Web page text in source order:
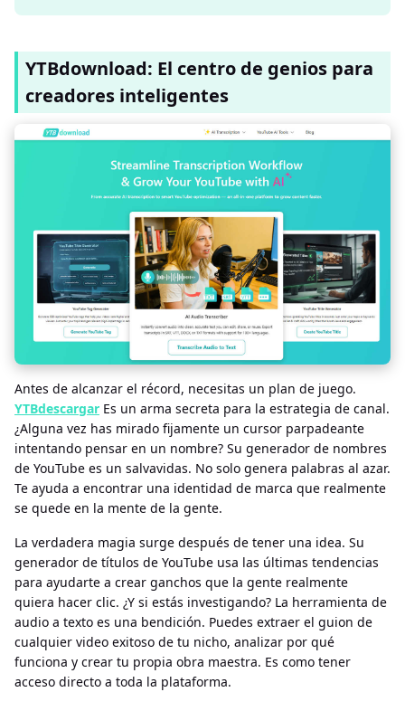
YTBdownload: El centro de genios para
creadores inteligentes
Antes de alcanzar el récord, necesitas un plan de juego.
YTBdescargar Es un arma secreta para la estrategia de canal.
¿Alguna vez has mirado fijamente un cursor parpadeante
intentando pensar en un nombre? Su generador de nombres
de YouTube es un salvavidas. No solo genera palabras al azar.
Te ayuda a encontrar una identidad de marca que realmente
se quede en la mente de la gente.
La verdadera magia surge después de tener una idea. Su
generador de títulos de YouTube usa las últimas tendencias
para ayudarte a crear ganchos que la gente realmente
quiera hacer clic. ¿Y si estás investigando? La herramienta de
audio a texto es una bendición. Puedes extraer el guion de
cualquier video exitoso de tu nicho, analizar por qué
funciona y crear tu propia obra maestra. Es como tener
acceso directo a toda la plataforma.